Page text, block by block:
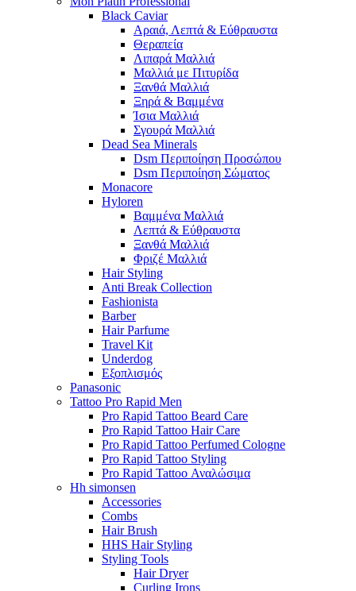
Black Caviar
Αραιά, Λεπτά & Εύθραυστα
Θεραπεία
Λιπαρά Μαλλιά
Μαλλιά με Πιτυρίδα
Ξανθά Μαλλιά
Ξηρά & Βαμμένα
Ίσια Μαλλιά
Σγουρά Μαλλιά
Dead Sea Minerals
Dsm Περιποίηση Προσώπου
Dsm Περιποίηση Σώματος
Monacore
Hyloren
Βαμμένα Μαλλιά
Λεπτά & Εύθραυστα
Ξανθά Μαλλιά
Φριζέ Μαλλιά
Hair Styling
Anti Break Collection
Fashionista
Barber
Hair Parfume
Travel Kit
Underdog
Εξοπλισμός
Panasonic
Tattoo Pro Rapid Men
Pro Rapid Tattoo Beard Care
Pro Rapid Tattoo Hair Care
Pro Rapid Tattoo Perfumed Cologne
Pro Rapid Tattoo Styling
Pro Rapid Tattoo Αναλώσιμα
Hh simonsen
Accessories
Combs
Hair Brush
HHS Hair Styling
Styling Tools
Hair Dryer
Curling Irons